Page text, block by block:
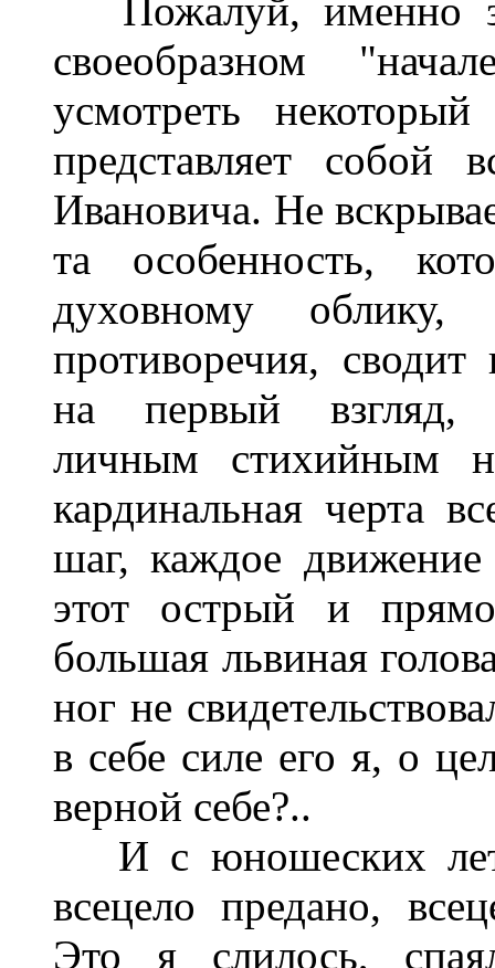
Пожалуй, именно
своеобразном
усмотреть
представляет
Ивановича. Не
та особенность,
духовному
противоречия,
на первый взгляд,
личным стихийным
кардинальная черта
шаг, каждое
этот острый и
большая львиная
ног не
в себе силе его я, о
верной себе?..
И с юношеских лет
всецело предано,
Это я слилось,